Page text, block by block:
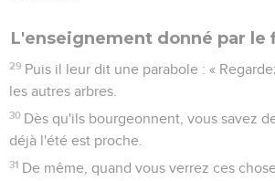
L'enseignement donné par le
29 Puis il leur dit une parabole : «
les autres arbres.
30 Dès qu'ils bourgeonnent, vous savez
déjà l'été est proche.
31 De même, quand vous verrez ces